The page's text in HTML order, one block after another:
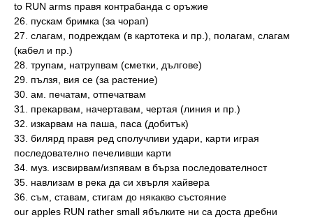
to RUN arms правя контрабанда с оръжие
26. пускам бримка (за чорап)
27. слагам, подреждам (в картотека и пр.), полагам, слагам
(кабел и пр.)
28. трупам, натрупвам (сметки, дългове)
29. пълзя, вия се (за растение)
30. ам. печатам, отпечатвам
31. прекарвам, начертавам, чертая (линия и пр.)
32. изкарвам на паша, паса (добитък)
33. билярд правя ред сполучливи удари, карти играя
последователно печеливши карти
34. муз. изсвирвам/изпявам в бърза последователност
35. навлизам в река да си хвърля хайвера
36. съм, ставам, стигам до някакво състояние
our apples RUN rather small ябълките ни ca доста дребни